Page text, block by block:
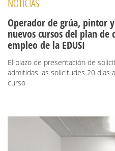
NOTICIAS
Operador de grúa, pintor
nuevos cursos del plan de
empleo de la EDUSI
El plazo de presentación de
admitidas las solicitudes 20 días
curso